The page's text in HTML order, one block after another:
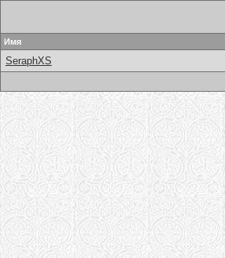
Имя
SeraphXS